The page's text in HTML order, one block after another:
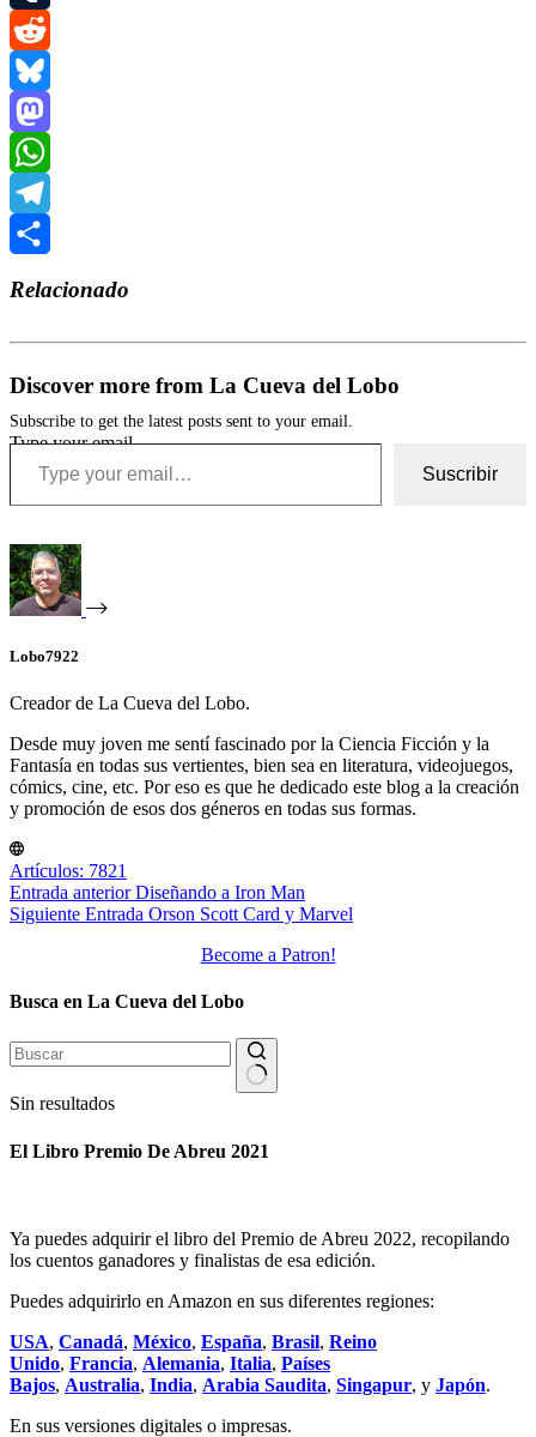
Tumblr
Reddit
Bluesky
Mastodon
WhatsApp
Telegram
Relacionado
Discover more from La Cueva del Lobo
Subscribe to get the latest posts sent to your email.
Type your email…
Suscribir
Lobo7922
Creador de La Cueva del Lobo.
Desde muy joven me sentí fascinado por la Ciencia Ficción y la
Fantasía en todas sus vertientes, bien sea en literatura, videojuegos,
cómics, cine, etc. Por eso es que he dedicado este blog a la creación
y promoción de esos dos géneros en todas sus formas.
Artículos: 7821
Entrada anteriorDiseñando a Iron Man
Siguiente Entrada Orson Scott Card y Marvel
Become a Patron!
Busca en La Cueva del Lobo
Sin resultados
El Libro Premio De Abreu 2021
Ya puedes adquirir el libro del Premio de Abreu 2022, recopilando
los cuentos ganadores y finalistas de esa edición.
Puedes adquirirlo en Amazon en sus diferentes regiones:
USA, Canadá, México, España, Brasil, Reino
Unido, Francia, Alemania, Italia, Países
Bajos, Australia, India, Arabia Saudita, Singapur, y Japón.
En sus versiones digitales o impresas.